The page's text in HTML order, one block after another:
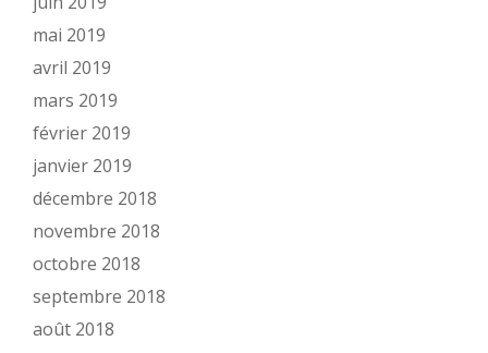
mai 2019
avril 2019
mars 2019
février 2019
janvier 2019
décembre 2018
novembre 2018
octobre 2018
septembre 2018
août 2018